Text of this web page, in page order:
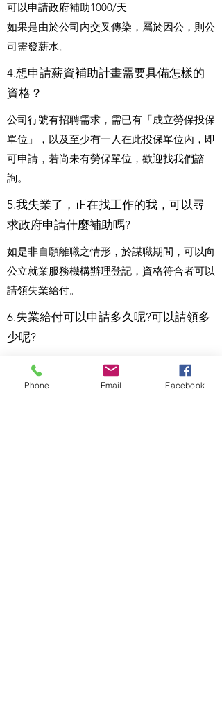
可以申請政府補助1000/天
如果是由於公司內交叉傳染，屬於因公，則公
司需發薪水。
4.想申請薪資補助計畫需要具備怎樣的
資格？
公司行號有招聘需求，需已有「成立勞保投保
單位」，以及至少有一人在此投保單位內，即
可申請，若尚未有勞保單位，歡迎找我們諮
詢。
5.我失業了，正在找工作的我，可以尋
求政府申請什麼補助嗎?
如是非自願離職之情形，於謀職期間，可以向
公立就業服務機構辦理登記，資格符合者可以
請領失業給付。
6.失業給付可以申請多久呢?可以請領多
少呢?
失業給付可以連續申請六個月，這當中需要到
就業輔導中心核定，另外給付完六個月後，之
Phone Email Facebook